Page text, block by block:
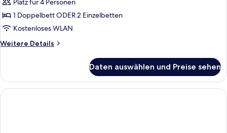
Deluxe
Suite
Pool
Access
with
anzeigen
Platz für 4 Personen
1 Doppelbett ODER 2 Einzelbetten
Kostenloses WLAN
Weitere Details
Weitere
Suite
Pool
Access
Daten auswählen und Preise sehen